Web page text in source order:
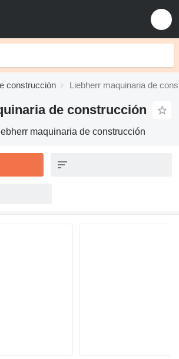
construcción Liebherr maquinaria de
de construcción
maquinaria de construcción